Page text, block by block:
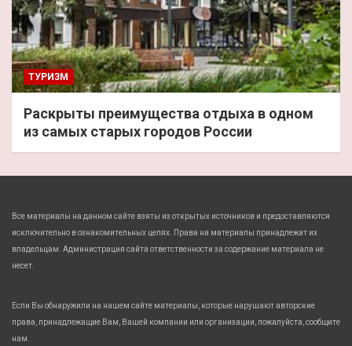
ТУРИЗМ
Раскрыты преимущества отдыха в одном
из самых старых городов России
Все материалы на данном сайте взяты из открытых источников и предоставляются
исключительно в ознакомительных целях. Права на материалы принадлежат их
владельцам. Администрация сайта ответственности за содержание материала не
несет.
Если Вы обнаружили на нашем сайте материалы, которые нарушают авторские
права, принадлежащие Вам, Вашей компании или организации, пожалуйста, сообщите
нам.